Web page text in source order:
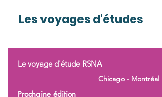
Les voyages d'études
Le voyage d'étude RSNA
Chicago - Montréal
Prochaine édition